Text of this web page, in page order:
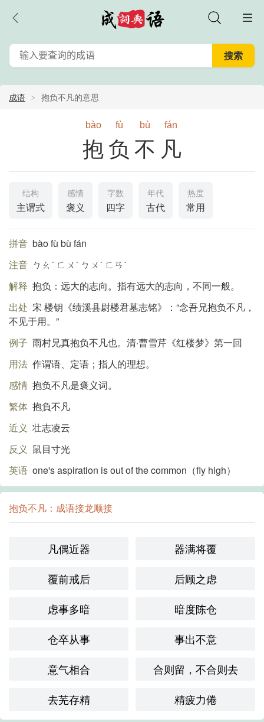
成语 抱负不凡的意思
bào fù bù fán
抱负不凡
结构
主谓式
感情
褒义
字数
四字
年代
古代
热度
常用
拼音 bào fù bù fán
注音 ㄅㄠˋ ㄈㄨˋ ㄅㄨˋ ㄈㄢˊ
解释 抱负：远大的志向。指有远大的志向，不同一般。
出处 宋 楼钥《绩溪县尉楼君墓志铭》：“念吾兄抱负不凡，
不见于用。”
例子 雨村兄真抱负不凡也。清·曹雪芹《红楼梦》第一回
用法 作谓语、定语；指人的理想。
感情 抱负不凡是褒义词。
繁体 抱負不凡
近义 壮志凌云
反义 鼠目寸光
英语 one's aspiration is out of the common（fly high）
抱负不凡：成语接龙顺接
凡偶近器
器满将覆
覆前戒后
后顾之虑
虑事多暗
暗度陈仓
仓卒从事
事出不意
意气相合
合则留，不合则去
去芜存精
精疲力倦